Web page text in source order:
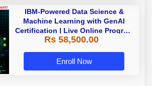
IBM-Powered Data Science &
Machine Learning with GenAI
Certification | Live Online Program
| Starting 18 July 2026
Rs 58,500.00
Enroll Now